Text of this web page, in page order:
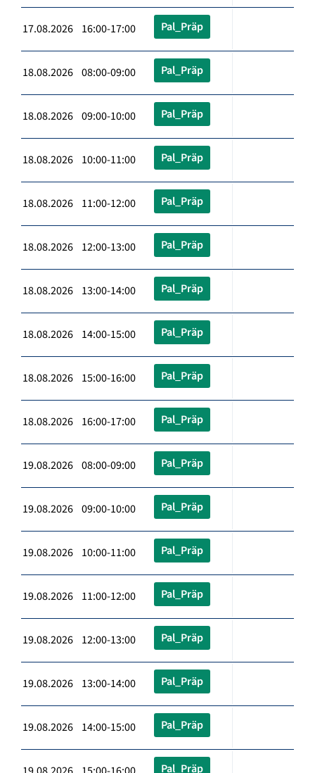
17.08.2026 16:00-17:00 Pal_Präp
18.08.2026 08:00-09:00 Pal_Präp
18.08.2026 09:00-10:00 Pal_Präp
18.08.2026 10:00-11:00 Pal_Präp
18.08.2026 11:00-12:00 Pal_Präp
18.08.2026 12:00-13:00 Pal_Präp
18.08.2026 13:00-14:00 Pal_Präp
18.08.2026 14:00-15:00 Pal_Präp
18.08.2026 15:00-16:00 Pal_Präp
18.08.2026 16:00-17:00 Pal_Präp
19.08.2026 08:00-09:00 Pal_Präp
19.08.2026 09:00-10:00 Pal_Präp
19.08.2026 10:00-11:00 Pal_Präp
19.08.2026 11:00-12:00 Pal_Präp
19.08.2026 12:00-13:00 Pal_Präp
19.08.2026 13:00-14:00 Pal_Präp
19.08.2026 14:00-15:00 Pal_Präp
Pal_Präp